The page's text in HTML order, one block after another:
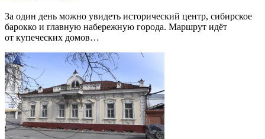
За один день можно увидеть исторический центр, сибирское
барокко и главную набережную города. Маршрут идёт
от купеческих домов…